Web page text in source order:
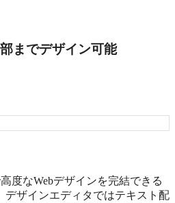
までデザイン可能
度なWebデザインを完結できる
デザインエディタではテキスト配